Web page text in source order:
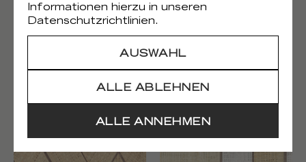
Informationen hierzu in unseren
Datenschutzrichtlinien.
AUSWAHL
ALLE ABLEHNEN
ALLE ANNEHMEN